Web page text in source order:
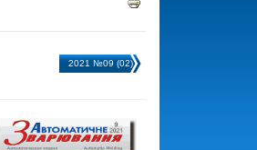
2021 №09 (02)